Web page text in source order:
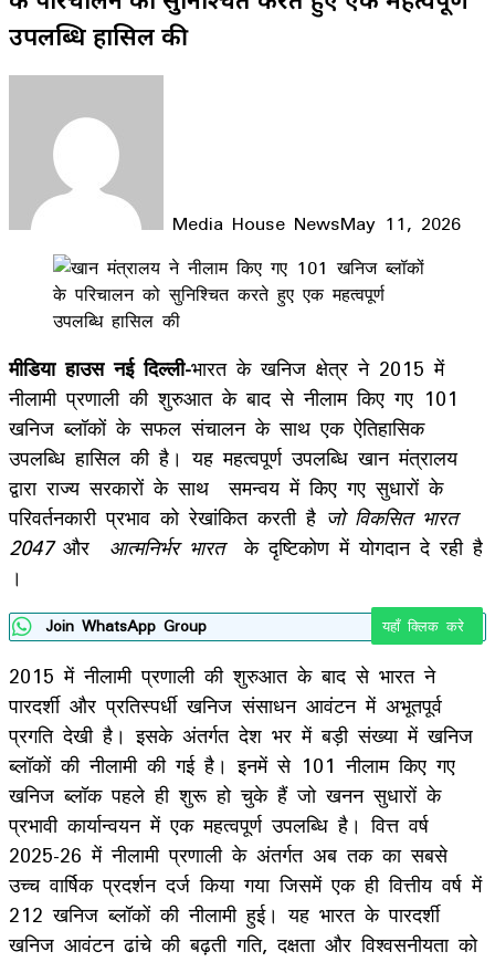
उपलब्धि हासिल की
Media House NewsMay 11, 2026
Facebook
LinkedIn
WhatsApp
Telegram
मीडिया हाउस नई दिल्ली-भारत के खनिज क्षेत्र ने 2015 में
नीलामी प्रणाली की शुरुआत के बाद से नीलाम किए गए 101
खनिज ब्लॉकों के सफल संचालन के साथ एक ऐतिहासिक
उपलब्धि हासिल की है। यह महत्वपूर्ण उपलब्धि खान मंत्रालय
द्वारा राज्य सरकारों के साथ समन्वय में किए गए सुधारों के
परिवर्तनकारी प्रभाव को रेखांकित करती है जो विकसित भारत
2047 और आत्मनिर्भर भारतके दृष्टिकोण में योगदान दे रही है
।
Join WhatsApp Group यहाँ क्लिक करे
2015 में नीलामी प्रणाली की शुरुआत के बाद से भारत ने
पारदर्शी और प्रतिस्पर्धी खनिज संसाधन आवंटन में अभूतपूर्व
प्रगति देखी है। इसके अंतर्गत देश भर में बड़ी संख्या में खनिज
ब्लॉकों की नीलामी की गई है। इनमें से 101 नीलाम किए गए
खनिज ब्लॉक पहले ही शुरू हो चुके हैं जो खनन सुधारों के
प्रभावी कार्यान्वयन में एक महत्वपूर्ण उपलब्धि है। वित्त वर्ष
2025-26 में नीलामी प्रणाली के अंतर्गत अब तक का सबसे
उच्च वार्षिक प्रदर्शन दर्ज किया गया जिसमें एक ही वित्तीय वर्ष में
212 खनिज ब्लॉकों की नीलामी हुई। यह भारत के पारदर्शी
खनिज आवंटन ढांचे की बढ़ती गति, दक्षता और विश्वसनीयता को